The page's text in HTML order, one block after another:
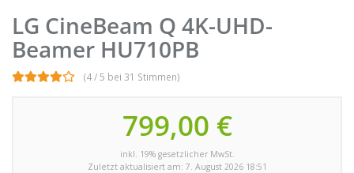
LG CineBeam Q 4K-UHD-
Beamer HU710PB
(4 / 5 bei 31 Stimmen)
799,00 €
inkl. 19% gesetzlicher MwSt.
Zuletzt aktualisiert am: 7. August 2026 18:51